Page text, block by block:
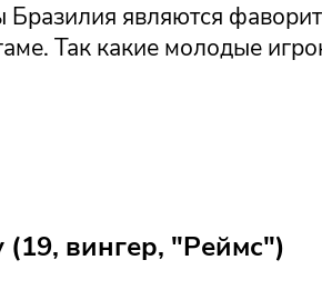
являются
Так какие молодые
вингер, "Реймс")